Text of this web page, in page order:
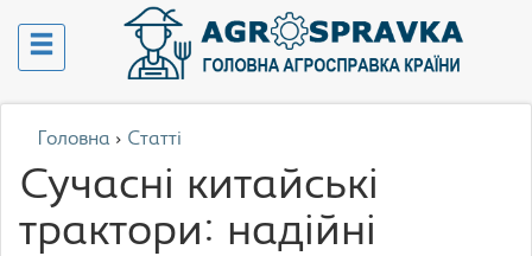
Головна › Статті
Сучасні китайські
трактори: надійні